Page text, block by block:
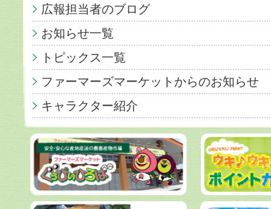
広報担当者のブログ
お知らせ一覧
トピックス一覧
ファーマーズマーケットからのお知らせ
キャラクター紹介